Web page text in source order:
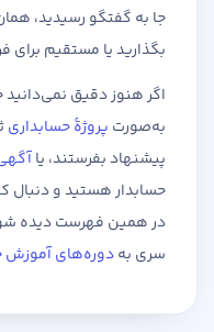
جا به گفتگو رسیدید،
بگذارید یا مستقیم برای
اگر هنوز دقیق نمی‌دانید
به‌صورت پروژهٔ حسابداری
پیشنهاد بفرستند، یا
حسابدار هستید و دنبال
در همین فهرست دیده
سری بهدوره‌های آموزش